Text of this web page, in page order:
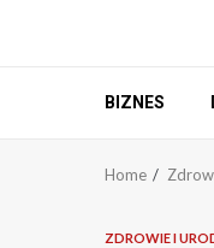
BIZNES
Home
ZDROWIE I